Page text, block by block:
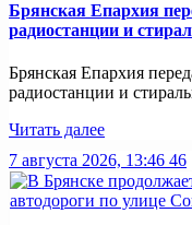
Брянская Епархия
радиостанции и
Брянская Епархия
радиостанции и
Читать далее
7 августа 2026, 13:46 46